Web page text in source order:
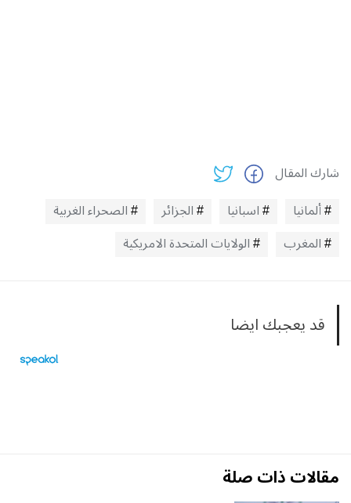
شارك المقال
ألمانيا
اسبانيا الجزائر
الصحراء الغربية
المغرب
الولايات المتحدة الامريكية
قد يعجبك ايضا
مقالات ذات صلة